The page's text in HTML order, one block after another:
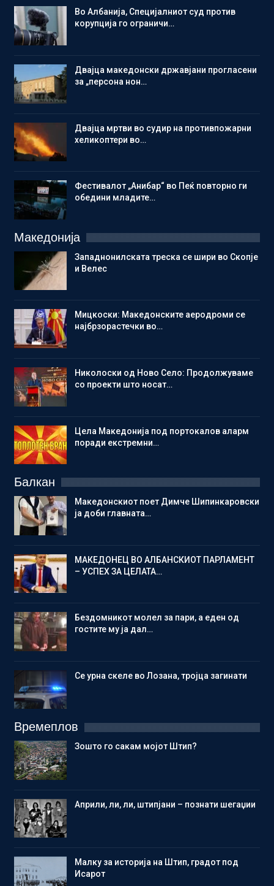
Во Албанија, Специјалниот суд против
корупција го ограничи…
Двајца македонски државјани прогласени
за „персона нон…
Двајца мртви во судир на противпожарни
хеликоптери во…
Фестивалот „Анибар“ во Пеќ повторно ги
обедини младите…
Македонија
Западнонилската треска се шири во Скопје
и Велес
Мицкоски: Македонските аеродроми се
најбрзорастечки во…
Николоски од Ново Село: Продолжуваме
со проекти што носат…
Цела Македонија под портокалов аларм
поради екстремни…
Балкан
Македонскиот поет Димче Шипинкаровски
ја доби главната…
МАКЕДОНЕЦ ВО АЛБАНСКИОТ ПАРЛАМЕНТ
– УСПЕХ ЗА ЦЕЛАТА…
Бездомникот молел за пари, а еден од
гостите му ја дал…
Се урна скеле во Лозана, тројца загинати
Времеплов
Зошто го сакам мојот Штип?
Aприли, ли, ли, штипјани – познати шегаџии
Малку за историја на Штип, градот под
Исарот